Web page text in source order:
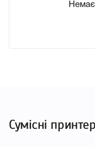
Немає
Сумісні